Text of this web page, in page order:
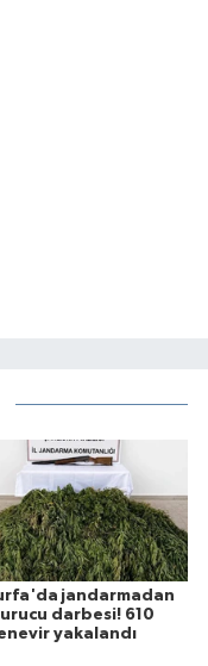
jandarmadan
darbesi! 610
yakalandı